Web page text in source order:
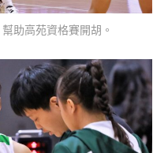
助高苑資格賽開胡。